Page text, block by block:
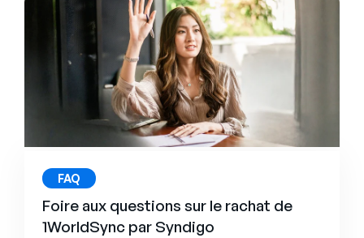
FAQ
Foire aux questions sur le rachat de
1WorldSync par Syndigo